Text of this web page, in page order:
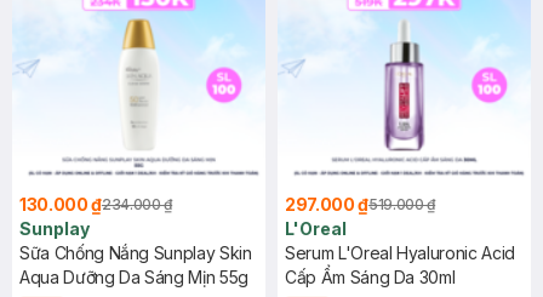
130.000 ₫234.000 ₫
Sunplay
Sữa Chống Nắng Sunplay Skin
Aqua Dưỡng Da Sáng Mịn 55g
297.000 ₫519.000 ₫
L'Oreal
Serum L'Oreal Hyaluronic Acid
Cấp Ẩm Sáng Da 30ml